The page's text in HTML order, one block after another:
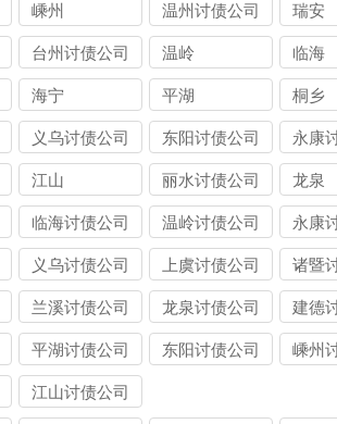
嵊州 温州讨债公司 瑞安
台州讨债公司 温岭 临海
海宁 平湖 桐乡
义乌讨债公司 东阳讨债公司 永康
江山 丽水讨债公司 龙泉
临海讨债公司 温岭讨债公司 永康
义乌讨债公司 上虞讨债公司 诸暨
兰溪讨债公司 龙泉讨债公司 建德
平湖讨债公司 东阳讨债公司 嵊州
江山讨债公司